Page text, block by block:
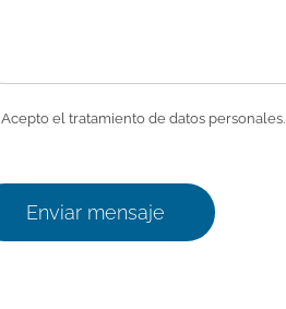
Acepto el tratamiento de datos personales.
Enviar mensaje